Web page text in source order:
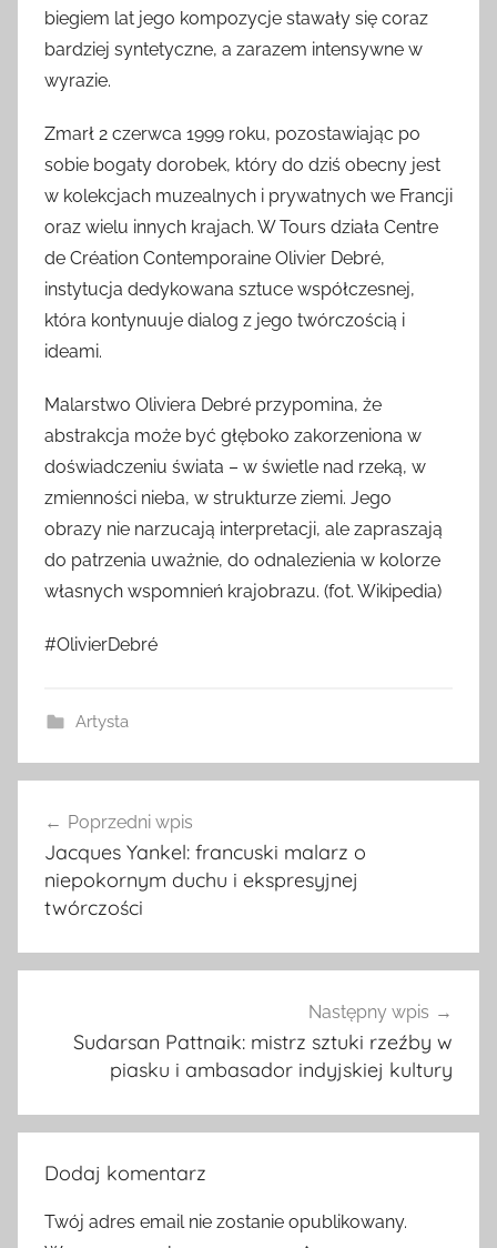
biegiem lat jego kompozycje stawały się coraz
bardziej syntetyczne, a zarazem intensywne w
wyrazie.
Zmarł 2 czerwca 1999 roku, pozostawiając po
sobie bogaty dorobek, który do dziś obecny jest
w kolekcjach muzealnych i prywatnych we Francji
oraz wielu innych krajach. W Tours działa Centre
de Création Contemporaine Olivier Debré,
instytucja dedykowana sztuce współczesnej,
która kontynuuje dialog z jego twórczością i
ideami.
Malarstwo Oliviera Debré przypomina, że
abstrakcja może być głęboko zakorzeniona w
doświadczeniu świata – w świetle nad rzeką, w
zmienności nieba, w strukturze ziemi. Jego
obrazy nie narzucają interpretacji, ale zapraszają
do patrzenia uważnie, do odnalezienia w kolorze
własnych wspomnień krajobrazu. (fot. Wikipedia)
#OlivierDebré
Artysta
wpisu
Poprzedni wpis
Jacques Yankel: francuski malarz o
niepokornym duchu i ekspresyjnej
twórczości
Następny wpis
Sudarsan Pattnaik: mistrz sztuki rzeźby w
piasku i ambasador indyjskiej kultury
Dodaj komentarz
Twój adres email nie zostanie opublikowany.